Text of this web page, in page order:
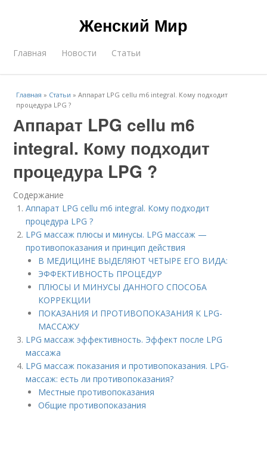
Женский Мир
Главная Новости Статьи
Главная » Статьи »Аппарат LPG cellu m6 integral. Кому подходит
процедура LPG ?
Аппарат LPG cellu m6
integral. Кому подходит
процедура LPG ?
Содержание
Аппарат LPG cellu m6 integral. Кому подходит
процедура LPG ?
LPG массаж плюсы и минусы. LPG массаж —
противопоказания и принцип действия
В МЕДИЦИНЕ ВЫДЕЛЯЮТ ЧЕТЫРЕ ЕГО ВИДА:
ЭФФЕКТИВНОСТЬ ПРОЦЕДУР
ПЛЮСЫ И МИНУСЫ ДАННОГО СПОСОБА
КОРРЕКЦИИ
ПОКАЗАНИЯ И ПРОТИВОПОКАЗАНИЯ К LPG-
МАССАЖУ
LPG массаж эффективность. Эффект после LPG
массажа
LPG массаж показания и противопоказания. LPG-
массаж: есть ли противопоказания?
Местные противопоказания
Общие противопоказания